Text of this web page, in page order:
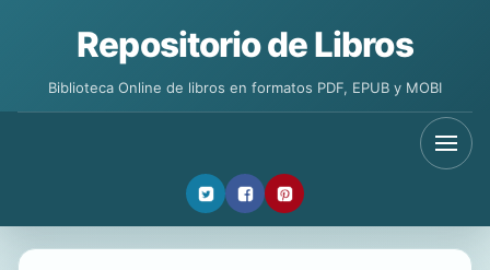
Repositorio de Libros
Biblioteca Online de libros en formatos PDF, EPUB y MOBI